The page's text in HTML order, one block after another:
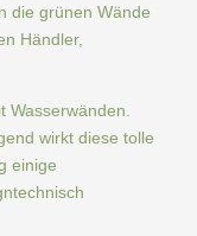
die grünen Wände
Händler,
Wasserwänden.
wirkt diese tolle
einige